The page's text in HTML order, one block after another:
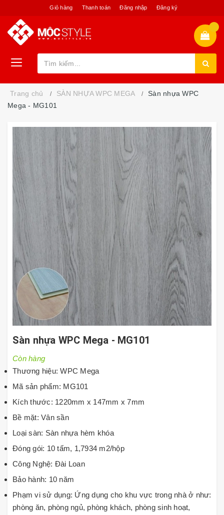
Giỏ hàng Thanh toán Đăng nhập Đăng ký
Trang chủ SÀN NHỰA WPC MEGA
Sàn nhựa WPC
Mega - MG101
Sàn nhựa WPC Mega - MG101
Còn hàng
Thương hiệu: WPC Mega
Mã sản phẩm: MG101
Kích thước: 1220mm x 147mm x 7mm
Bề mặt: Vân sần
Loại sàn: Sàn nhựa hèm khóa
Đóng gói: 10 tấm, 1,7934 m2/hộp
Công Nghệ: Đài Loan
Bảo hành: 10 năm
Phạm vi sử dụng: Ứng dụng cho khu vực trong nhà ở như:
phòng ăn, phòng ngủ, phòng khách, phòng sinh hoạt,